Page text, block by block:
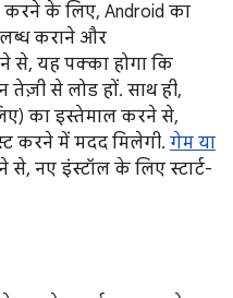
के लिए, Android का
कराने और
से, यह पक्का होगा कि
से लोड हों. साथ ही,
का इस्तेमाल करने से,
करने में मदद मिलेगी. गेम या
नए इंस्टॉल के लिए स्टार्ट-